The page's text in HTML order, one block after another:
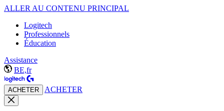
ALLER AU CONTENU PRINCIPAL
Logitech
Professionnels
Éducation
Assistance
BE,fr
ACHETER ACHETER